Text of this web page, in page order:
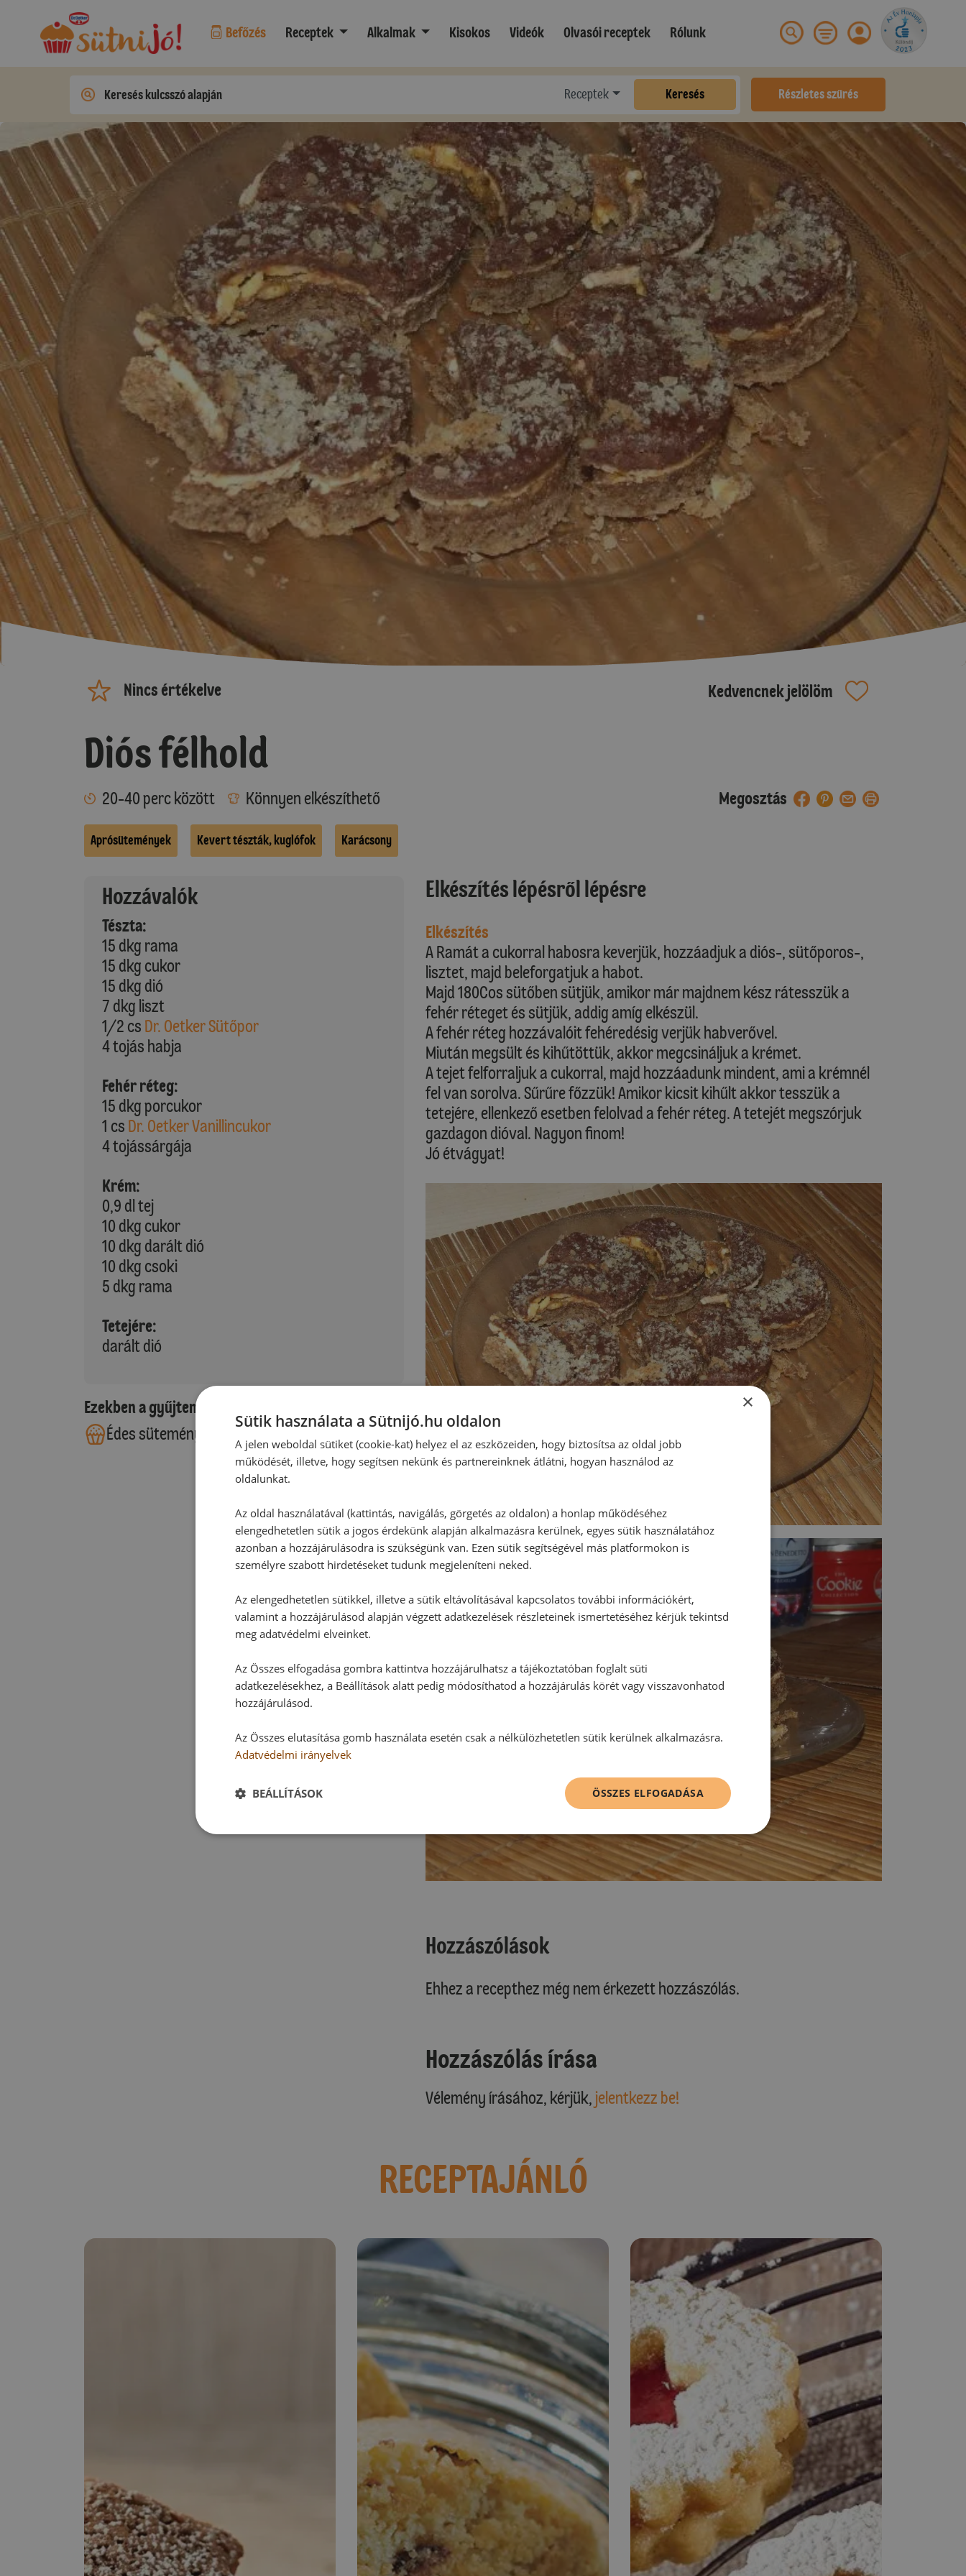
Befőzés Receptek Alkalmak Kisokos Videók Olvasói receptek Rólunk
Receptek Keresés Részletes szűrés
Nincs értékelve Kedvencnek jelölöm
Diós félhold
20-40 perc között Könnyen elkészíthető Megosztás
Aprósütemények Kevert tészták, kuglófok Karácsony
Hozzávalók
Tészta:
15 dkg rama
15 dkg cukor
15 dkg dió
7 dkg liszt
1/2 cs Dr. Oetker Sütőpor
4 tojás habja
Fehér réteg:
15 dkg porcukor
1 cs Dr. Oetker Vanillincukor
4 tojássárgája
Krém:
0,9 dl tej
10 dkg cukor
10 dkg darált dió
10 dkg csoki
5 dkg rama
Tetejére:
darált dió
Ezekben a gyűjteményekben található:
Édes sütemények
Elkészítés lépésről lépésre
Elkészítés
A Ramát a cukorral habosra keverjük, hozzáadjuk a diós-, sütőporos-,
lisztet, majd beleforgatjuk a habot.
Majd 180Cos sütőben sütjük, amikor már majdnem kész rátesszük a
fehér réteget és sütjük, addig amíg elkészül.
A fehér réteg hozzávalóit fehéredésig verjük habverővel.
Miután megsült és kihűtöttük, akkor megcsináljuk a krémet.
A tejet felforraljuk a cukorral, majd hozzáadunk mindent, ami a krémnél
fel van sorolva. Sűrűre főzzük! Amikor kicsit kihűlt akkor tesszük a
tetejére, ellenkező esetben felolvad a fehér réteg. A tetejét megszórjuk
gazdagon dióval. Nagyon finom!
Jó étvágyat!
Hozzászólások
Ehhez a recepthez még nem érkezett hozzászólás.
Hozzászólás írása
Vélemény írásához, kérjük, jelentkezz be!
RECEPTAJÁNLÓ
×
Sütik használata a Sütnijó.hu oldalon
A jelen weboldal sütiket (cookie-kat) helyez el az eszközeiden, hogy biztosítsa az oldal jobb
működését, illetve, hogy segítsen nekünk és partnereinknek átlátni, hogyan használod az
oldalunkat.
Az oldal használatával (kattintás, navigálás, görgetés az oldalon) a honlap működéséhez
elengedhetetlen sütik a jogos érdekünk alapján alkalmazásra kerülnek, egyes sütik használatához
azonban a hozzájárulásodra is szükségünk van. Ezen sütik segítségével más platformokon is
személyre szabott hirdetéseket tudunk megjeleníteni neked.
Az elengedhetetlen sütikkel, illetve a sütik eltávolításával kapcsolatos további információkért,
valamint a hozzájárulásod alapján végzett adatkezelések részleteinek ismertetéséhez kérjük tekintsd
meg adatvédelmi elveinket.
Az Összes elfogadása gombra kattintva hozzájárulhatsz a tájékoztatóban foglalt süti
adatkezelésekhez, a Beállítások alatt pedig módosíthatod a hozzájárulás körét vagy visszavonhatod
hozzájárulásod.
Az Összes elutasítása gomb használata esetén csak a nélkülözhetetlen sütik kerülnek alkalmazásra.
Adatvédelmi irányelvek
ÖSSZES ELFOGADÁSA
BEÁLLÍTÁSOK